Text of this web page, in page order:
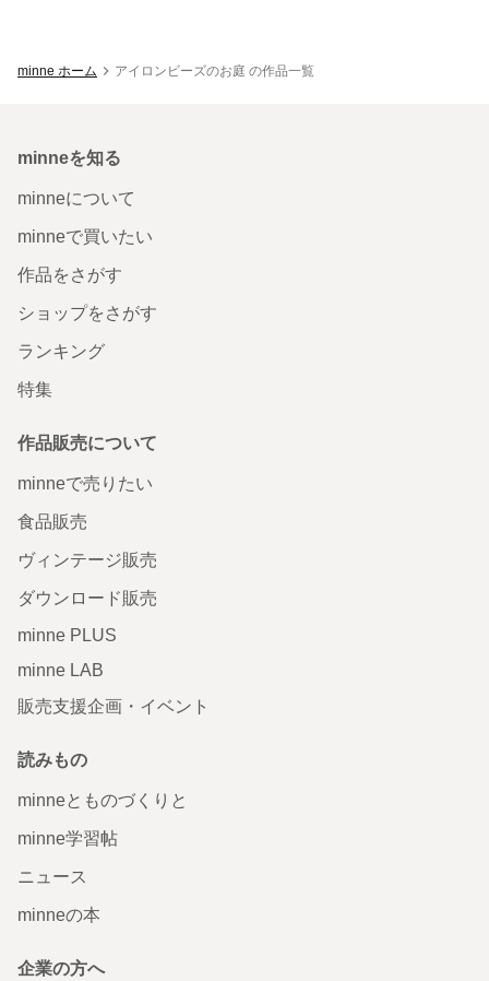
minne ホーム アイロンビーズのお庭 の作品一覧
minneを知る
minneについて
minneで買いたい
作品をさがす
ショップをさがす
ランキング
特集
作品販売について
minneで売りたい
食品販売
ヴィンテージ販売
ダウンロード販売
minne PLUS
minne LAB
販売支援企画・イベント
読みもの
minneとものづくりと
minne学習帖
ニュース
minneの本
企業の方へ